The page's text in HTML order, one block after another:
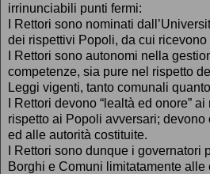
irrinunciabili punti fermi:
I Rettori sono nominati
dei rispettivi Popoli, da cui ricevono
I Rettori sono autonomi nella
competenze, sia pure nel rispetto
Leggi vigenti, tanto comunali
I Rettori devono “lealtà ed onore”
rispetto ai Popoli avversari;
ed alle autorità costituite.
I Rettori sono dunque i governatori
Borghi e Comuni limitatamente